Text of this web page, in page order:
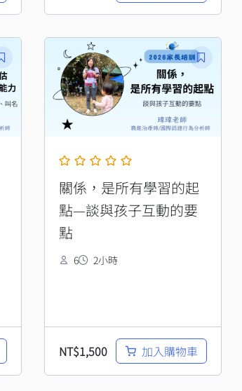
關係，是所有學習的起
點—談與孩子互動的要
點
6 2小時
NT$1,500 加入購物車